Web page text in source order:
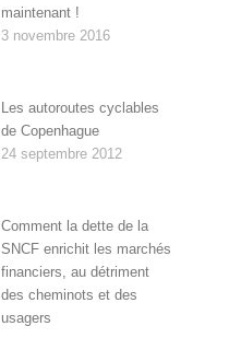
maintenant !
3 novembre 2016
Les autoroutes cyclables
de Copenhague
24 septembre 2012
Comment la dette de la
SNCF enrichit les marchés
financiers, au détriment
des cheminots et des
usagers